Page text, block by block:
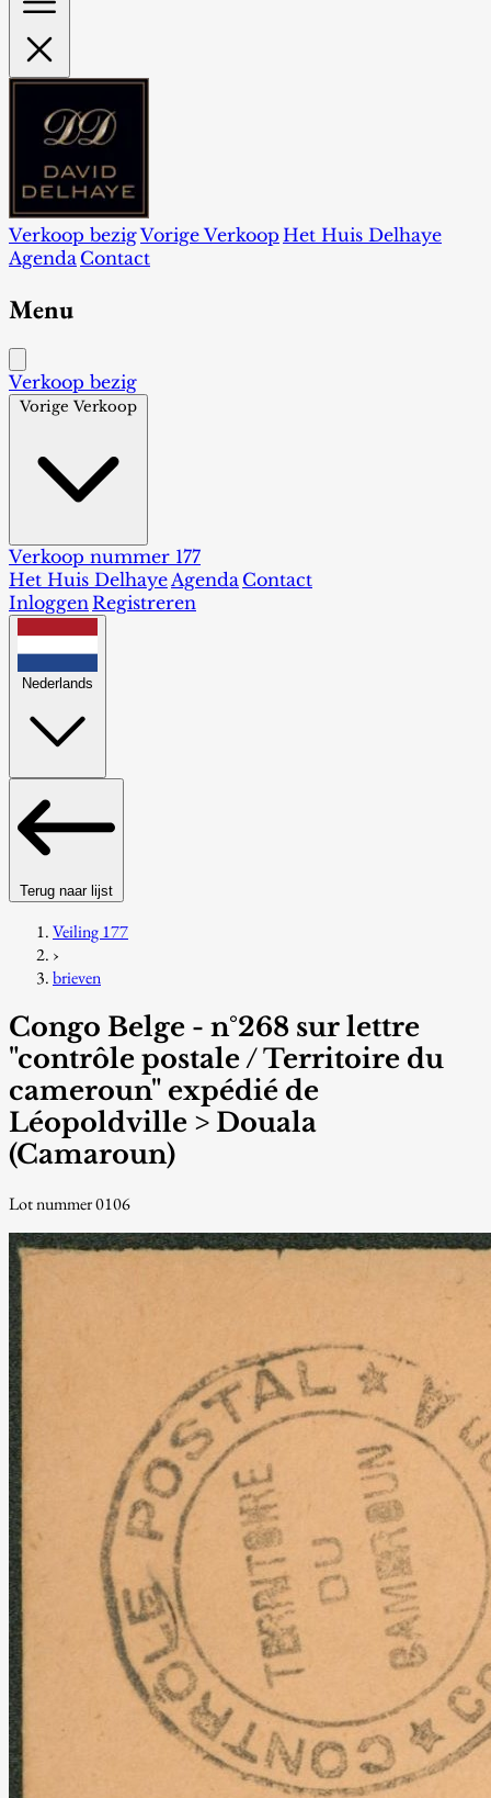
Verkoop bezigVorige Verkoop Het Huis Delhaye
Agenda Contact
Menu
Verkoop bezig
Vorige Verkoop
Verkoop nummer 177
Het Huis DelhayeAgenda Contact
InloggenRegistreren
Nederlands
Terug naar lijst
Veiling 177
›
brieven
Congo Belge - n°268 sur lettre
"contrôle postale / Territoire du
cameroun" expédié de
Léopoldville > Douala
(Camaroun)
Lot nummer 0106